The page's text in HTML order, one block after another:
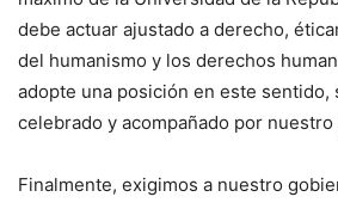
debe actuar ajustado a derecho,
del humanismo y los derechos
adopte una posición en este sentido,
celebrado y acompañado por nuestro
Finalmente, exigimos a nuestro